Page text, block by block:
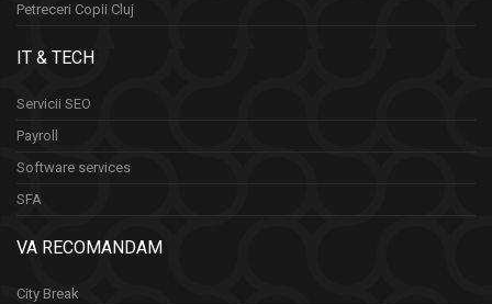
Petreceri Copii Cluj
IT & TECH
Servicii SEO
Payroll
Software services
SFA
VA RECOMANDAM
City Break